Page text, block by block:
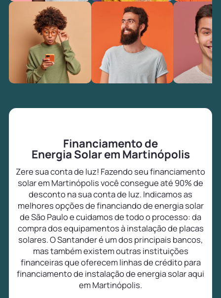
Financiamento de
Energia Solar em Martinópolis
Zere sua conta de luz! Fazendo seu financiamento
solar em Martinópolis você consegue até 90% de
desconto na sua conta de luz. Indicamos as
melhores opções de financiando de energia solar
de São Paulo e cuidamos de todo o processo: da
compra dos equipamentos à instalação de placas
solares. O Santander é um dos principais bancos,
mas também existem outras instituições
financeiras que oferecem linhas de crédito para
financiamento de instalação de energia solar aqui
em Martinópolis.